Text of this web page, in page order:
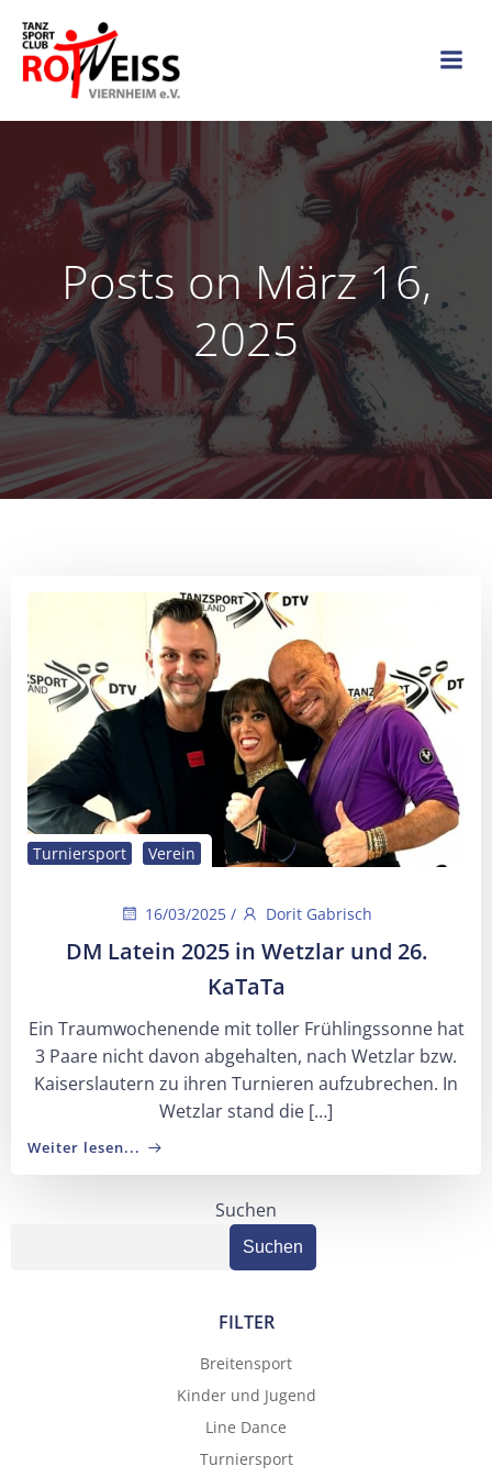
Posts on März 16,
2025
Turniersport Verein
16/03/2025 / Dorit Gabrisch
DM Latein 2025 in Wetzlar und 26.
KaTaTa
Ein Traumwochenende mit toller Frühlingssonne hat
3 Paare nicht davon abgehalten, nach Wetzlar bzw.
Kaiserslautern zu ihren Turnieren aufzubrechen. In
Wetzlar stand die […]
Weiter lesen...
Suchen
Suchen
FILTER
Breitensport
Kinder und Jugend
Line Dance
Turniersport